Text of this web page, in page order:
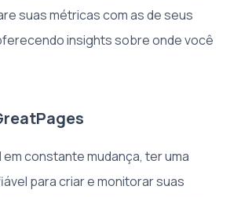
suas métricas com as de seus
insights sobre onde você
em constante mudança, ter uma
para criar e monitorar suas